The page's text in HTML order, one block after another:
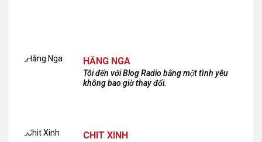
HẰNG NGA
Tôi đến với Blog Radio bằng một tình yêu
không bao giờ thay đổi.
CHIT XINH